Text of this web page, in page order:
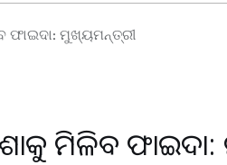
ଫାଇଦା: ମୁଖ୍ୟମନ୍ତ୍ରୀ
ମିଳିବ ଫାଇଦା: